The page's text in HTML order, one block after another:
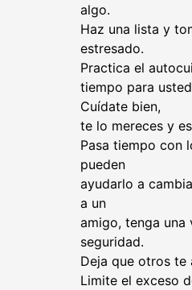
algo.
Haz una lista y
estresado.
Practica el
tiempo para
Cuídate bien,
te lo mereces y
Pasa tiempo con
pueden
ayudarlo a
a un
amigo, tenga una
seguridad.
Deja que otros te
Limite el exceso